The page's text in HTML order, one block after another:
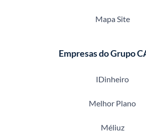
Mapa Site
Empresas do Grupo
IDinheiro
Melhor Plano
Méliuz